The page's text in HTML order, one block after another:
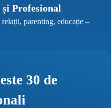
Profesional
parenting, educație –
30 de